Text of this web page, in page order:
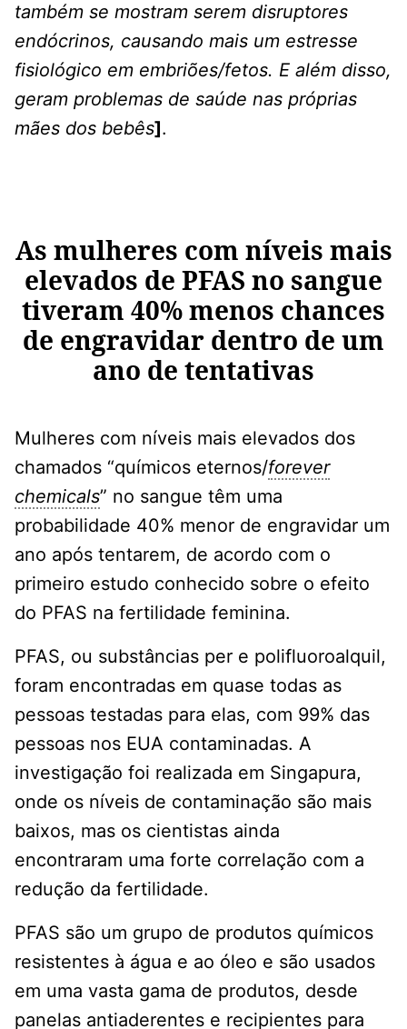
também se mostram serem disruptores
endócrinos, causando mais um estresse
fisiológico em embriões/fetos. E além disso,
geram problemas de saúde nas próprias
mães dos bebês].
As mulheres com níveis mais
elevados de PFAS no sangue
tiveram 40% menos chances
de engravidar dentro de um
ano de tentativas
Mulheres com níveis mais elevados dos
chamados “químicos eternos/forever
chemicals” no sangue têm uma
probabilidade 40% menor de engravidar um
ano após tentarem, de acordo com o
primeiro estudo conhecido sobre o efeito
do PFAS na fertilidade feminina.
PFAS, ou substâncias per e polifluoroalquil,
foram encontradas em quase todas as
pessoas testadas para elas, com 99% das
pessoas nos EUA contaminadas. A
investigação foi realizada em Singapura,
onde os níveis de contaminação são mais
baixos, mas os cientistas ainda
encontraram uma forte correlação com a
redução da fertilidade.
PFAS são um grupo de produtos químicos
resistentes à água e ao óleo e são usados ​​
em uma vasta gama de produtos, desde
panelas antiaderentes e recipientes para